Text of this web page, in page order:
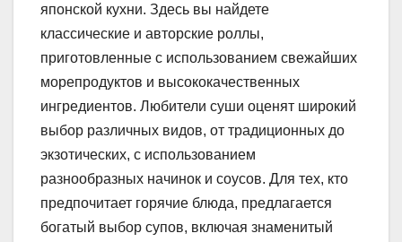
японской кухни. Здесь вы найдете
классические и авторские роллы,
приготовленные с использованием свежайших
морепродуктов и высококачественных
ингредиентов. Любители суши оценят широкий
выбор различных видов, от традиционных до
экзотических, с использованием
разнообразных начинок и соусов. Для тех, кто
предпочитает горячие блюда, предлагается
богатый выбор супов, включая знаменитый